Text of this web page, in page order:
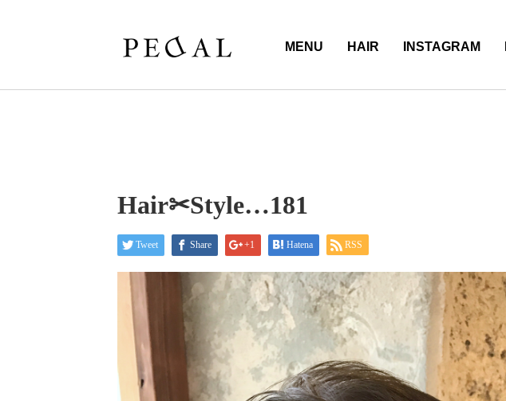
MENU HAIR INSTAGRAM
Hair✂︎Style…181
Tweet Share +1 Hatena RSS